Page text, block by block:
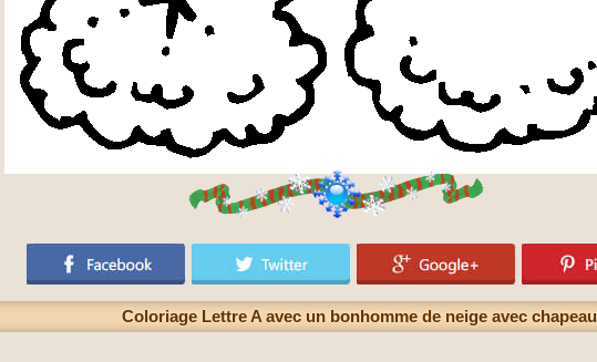
Coloriage Lettre A avec un bonhomme de neige avec chapeau